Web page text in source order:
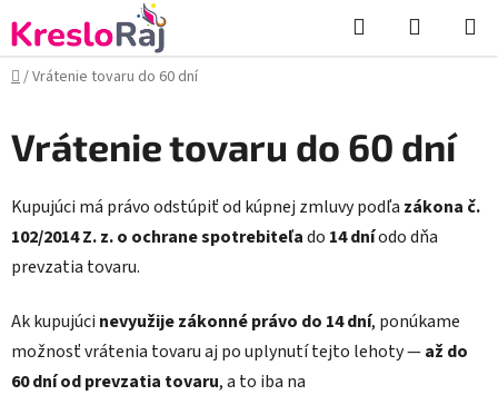
na
obsah
Hľadať
KOŠÍK
Domov
/Vrátenie tovaru do 60 dní
Vrátenie tovaru do 60 dní
Kupujúci má právo odstúpiť od kúpnej zmluvy podľa zákona č.
102/2014 Z. z. o ochrane spotrebiteľado 14 dníodo dňa
prevzatia tovaru.
Ak kupujúci nevyužije zákonné právo do 14 dní, ponúkame
možnosť vrátenia tovaru aj po uplynutí tejto lehoty —až do
60 dní od prevzatia tovaru, a to iba na